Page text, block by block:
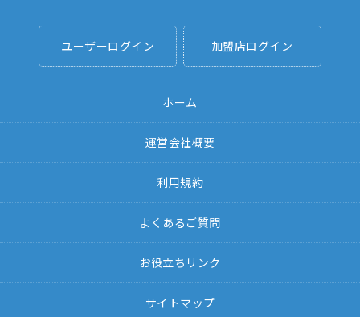
ユーザーログイン 加盟店ログイン
ホーム
運営会社概要
利用規約
よくあるご質問
お役立ちリンク
サイトマップ